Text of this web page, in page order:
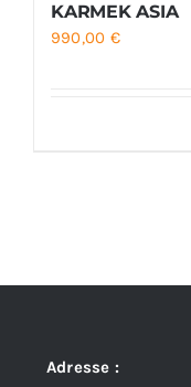
KARMEK ASIA
990,00 €
Adresse :